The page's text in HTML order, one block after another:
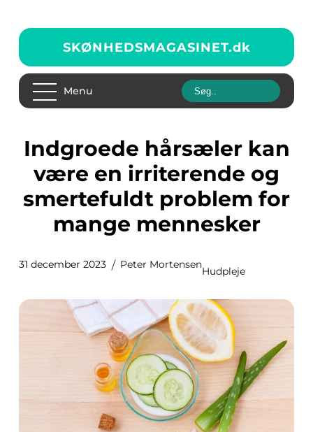
SKØNHEDSMAGASINET.dk
Menu
Indgroede hårsæler kan
være en irriterende og
smertefuldt problem for
mange mennesker
31 december 2023 Peter Mortensen
Hudpleje